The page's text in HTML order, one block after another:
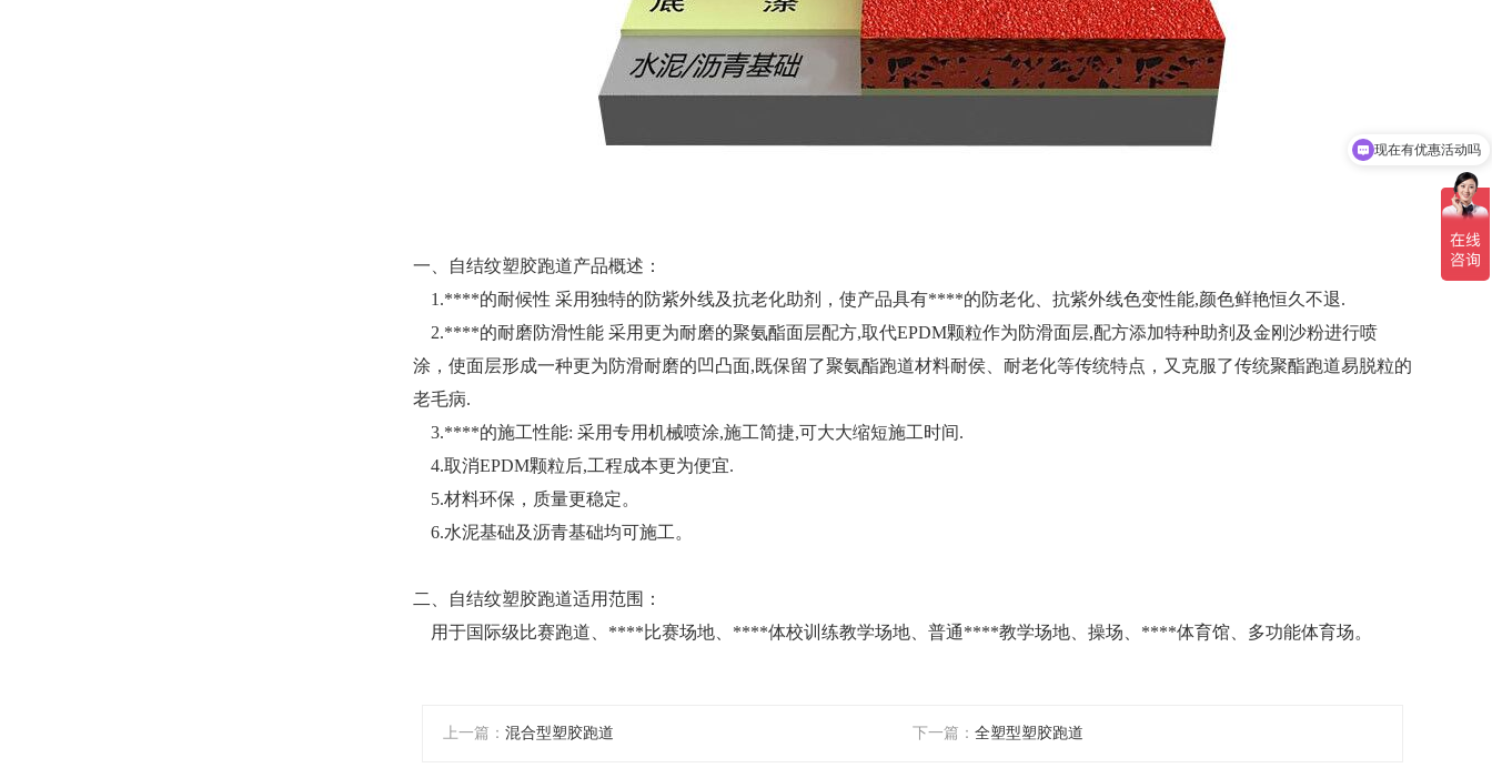
一、自结纹塑胶跑道产品概述：
1.****的耐候性 采用独特的防紫外线及抗老化助剂，使产品具有****的防老化、抗紫外线色变性能,颜色鲜艳恒久不退.
2.****的耐磨防滑性能 采用更为耐磨的聚氨酯面层配方,取代EPDM颗粒作为防滑面层,配方添加特种助剂及金刚沙粉进行喷
涂，使面层形成一种更为防滑耐磨的凹凸面,既保留了聚氨酯跑道材料耐侯、耐老化等传统特点，又克服了传统聚酯跑道易脱粒的
老毛病.
3.****的施工性能: 采用专用机械喷涂,施工简捷,可大大缩短施工时间.
4.取消EPDM颗粒后,工程成本更为便宜.
5.材料环保，质量更稳定。
6.水泥基础及沥青基础均可施工。
二、自结纹塑胶跑道适用范围：
用于国际级比赛跑道、****比赛场地、****体校训练教学场地、普通****教学场地、操场、****体育馆、多功能体育场。
上一篇： 混合型塑胶跑道 下一篇： 全塑型塑胶跑道
可以介绍下你们的产品么